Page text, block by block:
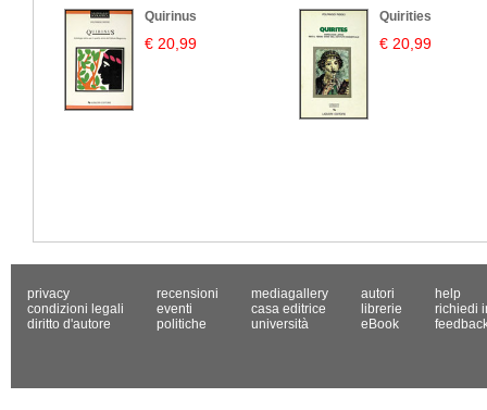
Quirinus
€ 20,99
Quirities
€ 20,99
privacy
condizioni legali
diritto d'autore
recensioni
eventi
politiche
mediagallery
casa editrice
università
autori
librerie
eBook
help
richiedi